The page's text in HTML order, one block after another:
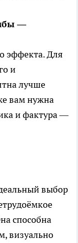
—
эффекта. Для
и
лучше
вам нужна
и фактура —
выбор
способна
визуально